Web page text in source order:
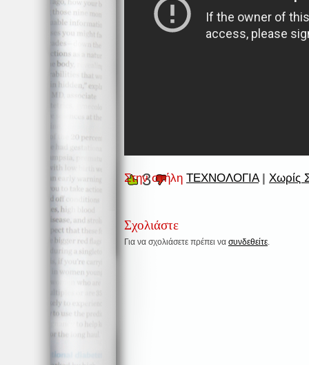
Στην στήλη ΤΕΧΝΟΛΟΓΙΑ | Χωρίς
3
Σχολιάστε
Για να σχολιάσετε πρέπει να συνδεθείτε